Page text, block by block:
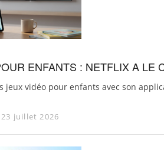
ENFANTS : NETFLIX A LE
jeux vidéo pour enfants avec son
23 juillet 2026